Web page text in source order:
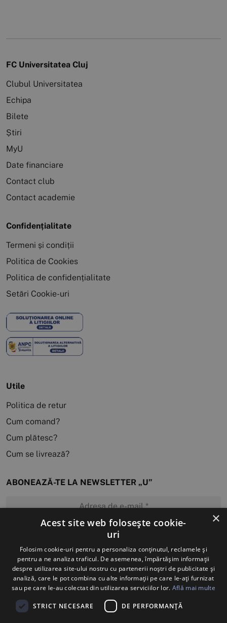
FC Universitatea Cluj
Clubul Universitatea
Echipa
Bilete
Știri
MyU
Date financiare
Contact club
Contact academie
Confidențialitate
Termeni și condiții
Politica de Cookies
Politica de confidențialitate
Setări Cookie-uri
Utile
Politica de retur
Cum comand?
Cum plătesc?
Cum se livrează?
ABONEAZĂ-TE LA NEWSLETTER „U”
MĂ ABONEZ
×
Acest site web folosește cookie-
uri
Folosim cookie-uri pentru a personaliza conținutul, reclamele și
pentru a ne analiza traficul. De asemenea, împărtășim informații
despre utilizarea site-ului nostru cu partenerii noștri de publicitate și
analiză, care le pot combina cu alte informații pe care le-ați furnizat
sau pe care le-au colectat din utilizarea serviciilor lor. Află mai multe
STRICT NECESARE DE PERFORMANȚĂ